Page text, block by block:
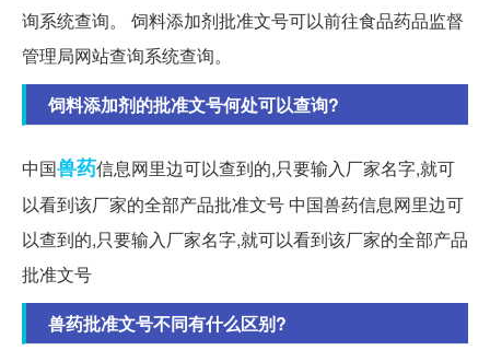
询系统查询。 饲料添加剂批准文号可以前往食品药品监督
管理局网站查询系统查询。
饲料添加剂的批准文号何处可以查询?
中国兽药信息网里边可以查到的,只要输入厂家名字,就可
以看到该厂家的全部产品批准文号 中国兽药信息网里边可
以查到的,只要输入厂家名字,就可以看到该厂家的全部产品
批准文号
兽药批准文号不同有什么区别?